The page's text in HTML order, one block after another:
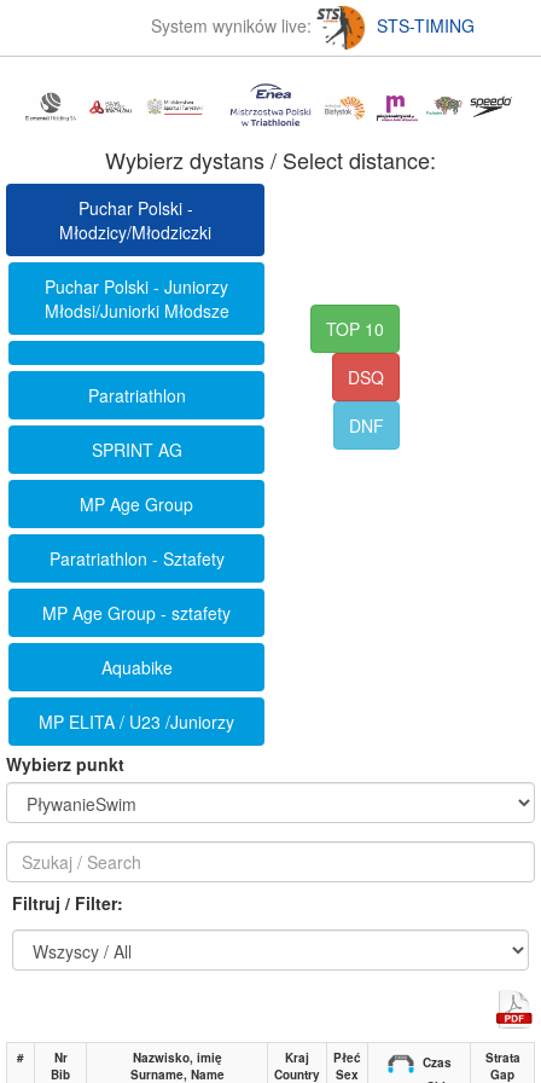
System wyników live: STS-TIMING
Wybierz dystans / Select distance:
Puchar Polski -
Młodzicy/Młodziczki
Puchar Polski - Juniorzy
Młodsi/Juniorki Młodsze
Paratriathlon
SPRINT AG
MP Age Group
Paratriathlon - Sztafety
MP Age Group - sztafety
Aquabike
MP ELITA / U23 /Juniorzy
TOP 10
DSQ
DNF
Wybierz punkt
Filtruj / Filter:
#
Nr
Bib
Nazwisko, imię
Surname, Name
Kraj
Country
Płeć
Sex
Czas
Strata
Gap